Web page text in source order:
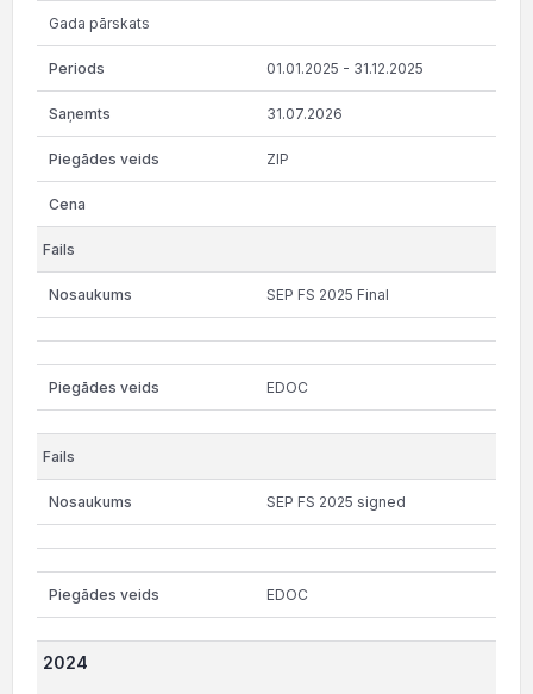
Gada pārskats
01.01.2025 - 31.12.2025
31.07.2026
ZIP
SEP FS 2025 Final
EDOC
SEP FS 2025 signed
EDOC
2024